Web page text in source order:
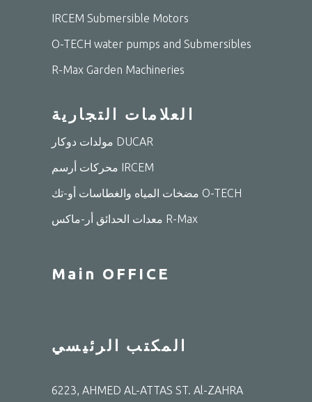
IRCEM Submersible Motors
O-TECH water pumps and Submersibles
R-Max Garden Machineries
العلامات التجارية
مولدات دوكار DUCAR
محركات أرسم IRCEM
مضخات المياه والغطاسات أو-تك O-TECH
معدات الحدائق أر-ماكس R-Max
Main OFFICE
المكتب الرئيسي
6223, AHMED AL-ATTAS ST. Al-ZAHRA